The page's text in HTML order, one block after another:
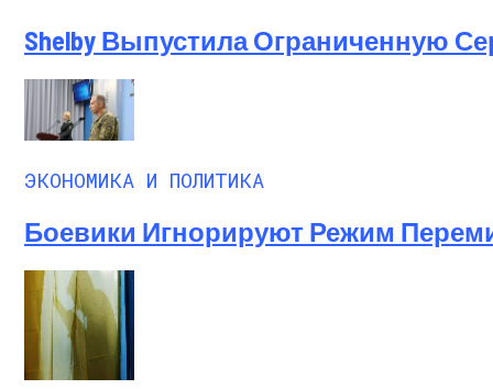
Shelby Выпустила Ограниченную
ЭКОНОМИКА И ПОЛИТИКА
Боевики Игнорируют Режим